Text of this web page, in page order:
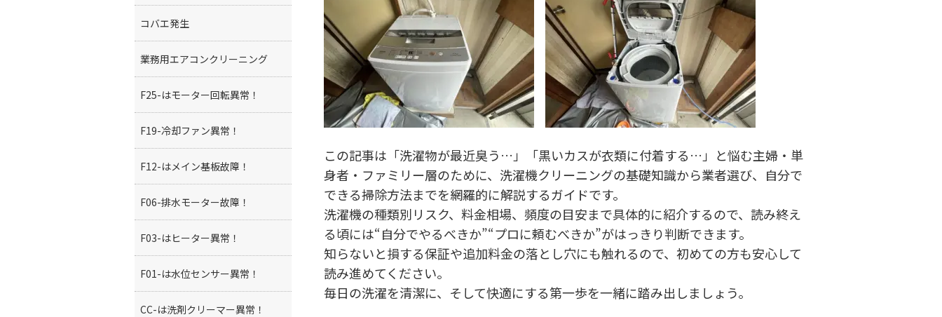
この記事は「洗濯物が最近臭う…」「黒いカスが衣類に付着する…」と悩む主婦・単
身者・ファミリー層のために、洗濯機クリーニングの基礎知識から業者選び、自分で
できる掃除方法までを網羅的に解説するガイドです。
洗濯機の種類別リスク、料金相場、頻度の目安まで具体的に紹介するので、読み終え
る頃には“自分でやるべきか”“プロに頼むべきか”がはっきり判断できます。
知らないと損する保証や追加料金の落とし穴にも触れるので、初めての方も安心して
読み進めてください。
毎日の洗濯を清潔に、そして快適にする第一歩を一緒に踏み出しましょう。
コバエ発生
業務用エアコンクリーニング
F25-はモーター回転異常！
F19-冷却ファン異常！
F12-はメイン基板故障！
F06-排水モーター故障！
F03-はヒーター異常！
F01-は水位センサー異常！
CC-は洗剤クリーマー異常！